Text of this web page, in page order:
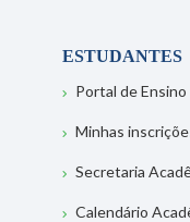
ESTUDANTES
Portal de Ensino
Minhas
Secretaria
Calendário